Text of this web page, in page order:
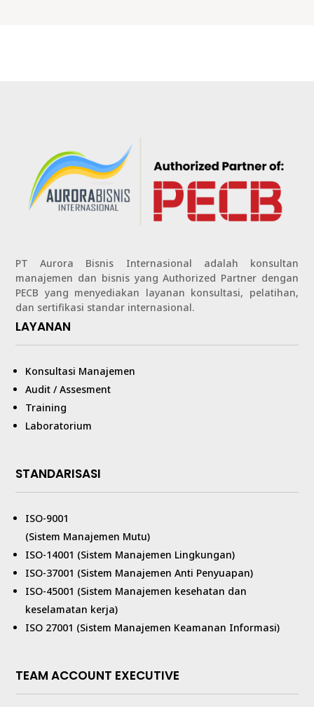
PT Aurora Bisnis Internasional adalah konsultan
manajemen dan bisnis yang Authorized Partner dengan
PECB yang menyediakan layanan konsultasi, pelatihan,
dan sertifikasi standar internasional.
LAYANAN
Konsultasi Manajemen
Audit / Assesment
Training
Laboratorium
STANDARISASI
ISO-9001
(Sistem Manajemen Mutu)
ISO-14001 (Sistem Manajemen Lingkungan)
ISO-37001 (Sistem Manajemen Anti Penyuapan)
ISO-45001 (Sistem Manajemen kesehatan dan
keselamatan kerja)
ISO 27001 (Sistem Manajemen Keamanan Informasi)
TEAM ACCOUNT EXECUTIVE